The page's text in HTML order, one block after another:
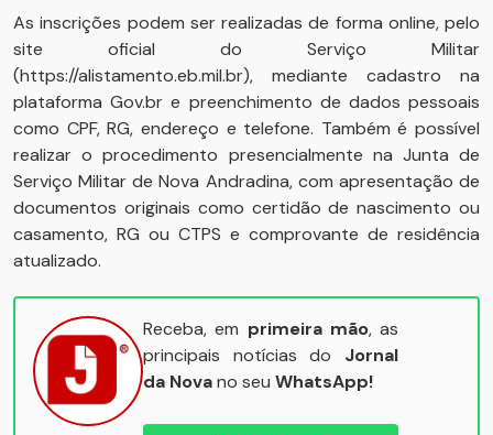
As inscrições podem ser realizadas de forma online, pelo
site oficial do Serviço Militar
(https://alistamento.eb.mil.br), mediante cadastro na
plataforma Gov.br e preenchimento de dados pessoais
como CPF, RG, endereço e telefone. Também é possível
realizar o procedimento presencialmente na Junta de
Serviço Militar de Nova Andradina, com apresentação de
documentos originais como certidão de nascimento ou
casamento, RG ou CTPS e comprovante de residência
atualizado.
Receba, em primeira mão, as
principais notícias do Jornal
da Novano seu WhatsApp!